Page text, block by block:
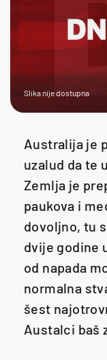
Slika nije dostupna
Australija je
uzalud da te
Zemlja je
paukova i
dovoljno, tu
dvije godine
od napada
normalna
šest
Austalci baš